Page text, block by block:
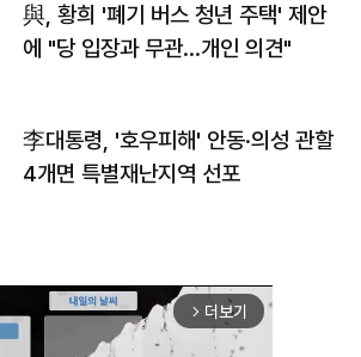
與, 황희 '폐기 버스 청년 주택' 제안
에 "당 입장과 무관…개인 의견"
李대통령, '호우피해' 안동·의성 관할
4개면 특별재난지역 선포
arrow_forward_ios 더보기